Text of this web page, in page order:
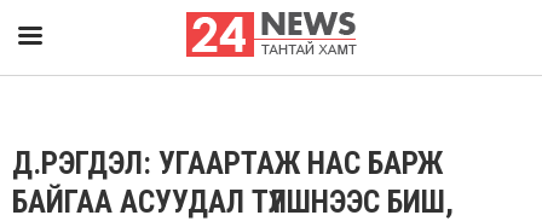
Д.РЭГДЭЛ: УГААРТАЖ НАС БАРЖ
БАЙГАА АСУУДАЛ ТҮЛШНЭЭС БИШ,